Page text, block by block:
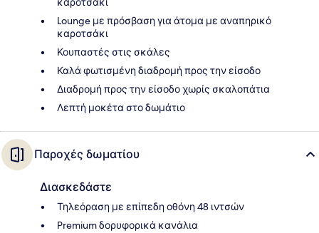
Lounge με πρόσβαση για άτομα με αναπηρικό
καροτσάκι
Κουπαστές στις σκάλες
Καλά φωτισμένη διαδρομή προς την είσοδο
Διαδρομή προς την είσοδο χωρίς σκαλοπάτια
Λεπτή μοκέτα στο δωμάτιο
Παροχές δωματίου
Διασκεδάστε
Τηλεόραση με επίπεδη οθόνη 48 ιντσών
Premium δορυφορικά κανάλια